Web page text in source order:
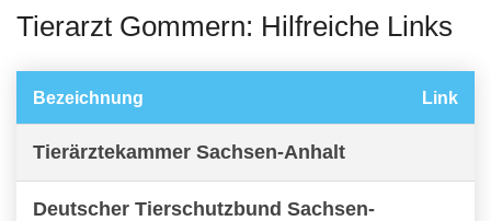
Tierarzt Gommern: Hilfreiche Links
Bezeichnung Link
Tierärztekammer Sachsen-Anhalt
Deutscher Tierschutzbund Sachsen-